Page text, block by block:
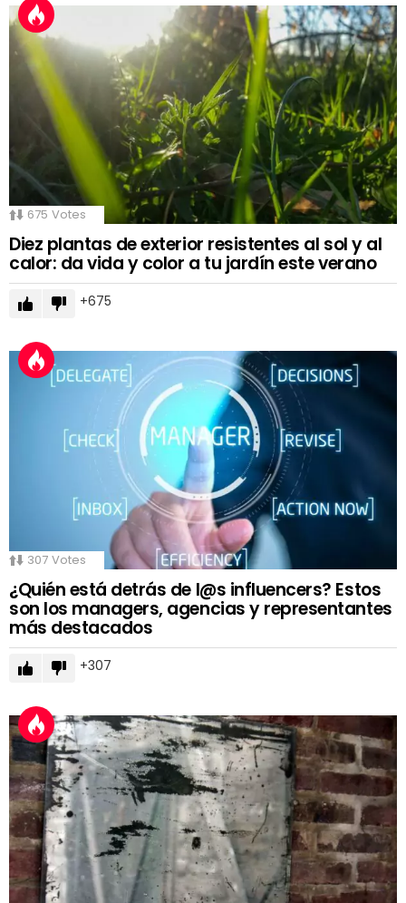
675 Votes
Diez plantas de exterior resistentes al sol y al
calor: da vida y color a tu jardín este verano
675
307 Votes
¿Quién está detrás de l@s influencers? Estos
son los managers, agencias y representantes
más destacados
307